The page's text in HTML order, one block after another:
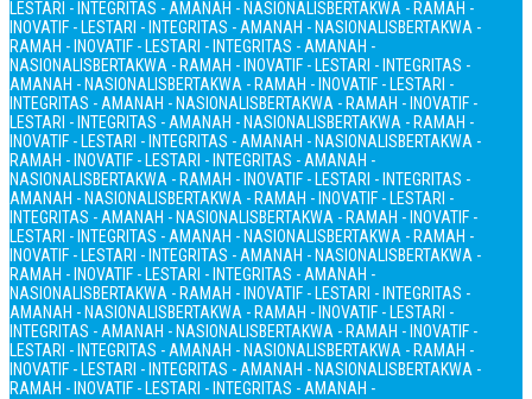
LESTARI - INTEGRITAS - AMANAH - NASIONALISBERTAKWA - RAMAH -
INOVATIF - LESTARI - INTEGRITAS - AMANAH - NASIONALISBERTAKWA -
RAMAH - INOVATIF - LESTARI - INTEGRITAS - AMANAH -
NASIONALISBERTAKWA - RAMAH - INOVATIF - LESTARI - INTEGRITAS -
AMANAH - NASIONALISBERTAKWA - RAMAH - INOVATIF - LESTARI -
INTEGRITAS - AMANAH - NASIONALISBERTAKWA - RAMAH - INOVATIF -
LESTARI - INTEGRITAS - AMANAH - NASIONALISBERTAKWA - RAMAH -
INOVATIF - LESTARI - INTEGRITAS - AMANAH - NASIONALISBERTAKWA -
RAMAH - INOVATIF - LESTARI - INTEGRITAS - AMANAH -
NASIONALISBERTAKWA - RAMAH - INOVATIF - LESTARI - INTEGRITAS -
AMANAH - NASIONALISBERTAKWA - RAMAH - INOVATIF - LESTARI -
INTEGRITAS - AMANAH - NASIONALISBERTAKWA - RAMAH - INOVATIF -
LESTARI - INTEGRITAS - AMANAH - NASIONALISBERTAKWA - RAMAH -
INOVATIF - LESTARI - INTEGRITAS - AMANAH - NASIONALISBERTAKWA -
RAMAH - INOVATIF - LESTARI - INTEGRITAS - AMANAH -
NASIONALISBERTAKWA - RAMAH - INOVATIF - LESTARI - INTEGRITAS -
AMANAH - NASIONALISBERTAKWA - RAMAH - INOVATIF - LESTARI -
INTEGRITAS - AMANAH - NASIONALISBERTAKWA - RAMAH - INOVATIF -
LESTARI - INTEGRITAS - AMANAH - NASIONALISBERTAKWA - RAMAH -
INOVATIF - LESTARI - INTEGRITAS - AMANAH - NASIONALISBERTAKWA -
RAMAH - INOVATIF - LESTARI - INTEGRITAS - AMANAH -